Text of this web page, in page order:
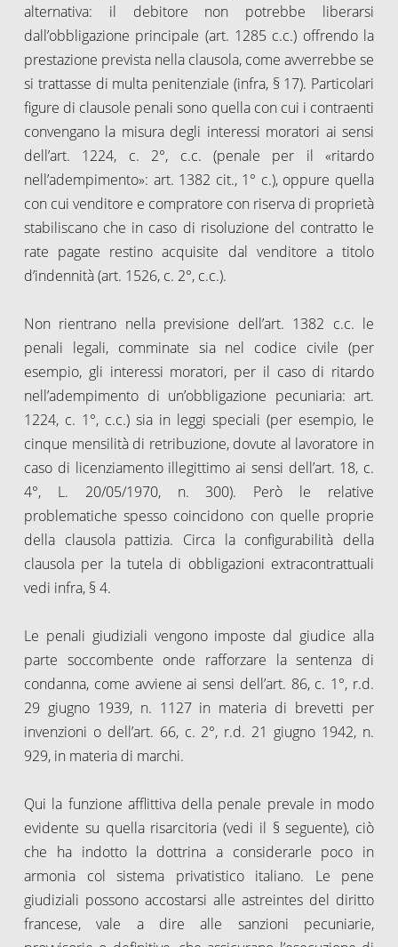
alternativa: il debitore non potrebbe liberarsi
dall’obbligazione principale (art. 1285 c.c.) offrendo la
prestazione prevista nella clausola, come avverrebbe se
si trattasse di multa penitenziale (infra, § 17). Particolari
figure di clausole penali sono quella con cui i contraenti
convengano la misura degli interessi moratori ai sensi
dell’art. 1224, c. 2°, c.c. (penale per il «ritardo
nell’adempimento»: art. 1382 cit., 1° c.), oppure quella
con cui venditore e compratore con riserva di proprietà
stabiliscano che in caso di risoluzione del contratto le
rate pagate restino acquisite dal venditore a titolo
d’indennità (art. 1526, c. 2°, c.c.).
Non rientrano nella previsione dell’art. 1382 c.c. le
penali legali, comminate sia nel codice civile (per
esempio, gli interessi moratori, per il caso di ritardo
nell’adempimento di un’obbligazione pecuniaria: art.
1224, c. 1°, c.c.) sia in leggi speciali (per esempio, le
cinque mensilità di retribuzione, dovute al lavoratore in
caso di licenziamento illegittimo ai sensi dell’art. 18, c.
4°, L. 20/05/1970, n. 300). Però le relative
problematiche spesso coincidono con quelle proprie
della clausola pattizia. Circa la configurabilità della
clausola per la tutela di obbligazioni extracontrattuali
vedi infra, § 4.
Le penali giudiziali vengono imposte dal giudice alla
parte soccombente onde rafforzare la sentenza di
condanna, come avviene ai sensi dell’art. 86, c. 1°, r.d.
29 giugno 1939, n. 1127 in materia di brevetti per
invenzioni o dell’art. 66, c. 2°, r.d. 21 giugno 1942, n.
929, in materia di marchi.
Qui la funzione afflittiva della penale prevale in modo
evidente su quella risarcitoria (vedi il § seguente), ciò
che ha indotto la dottrina a considerarle poco in
armonia col sistema privatistico italiano. Le pene
giudiziali possono accostarsi alle astreintes del diritto
francese, vale a dire alle sanzioni pecuniarie,